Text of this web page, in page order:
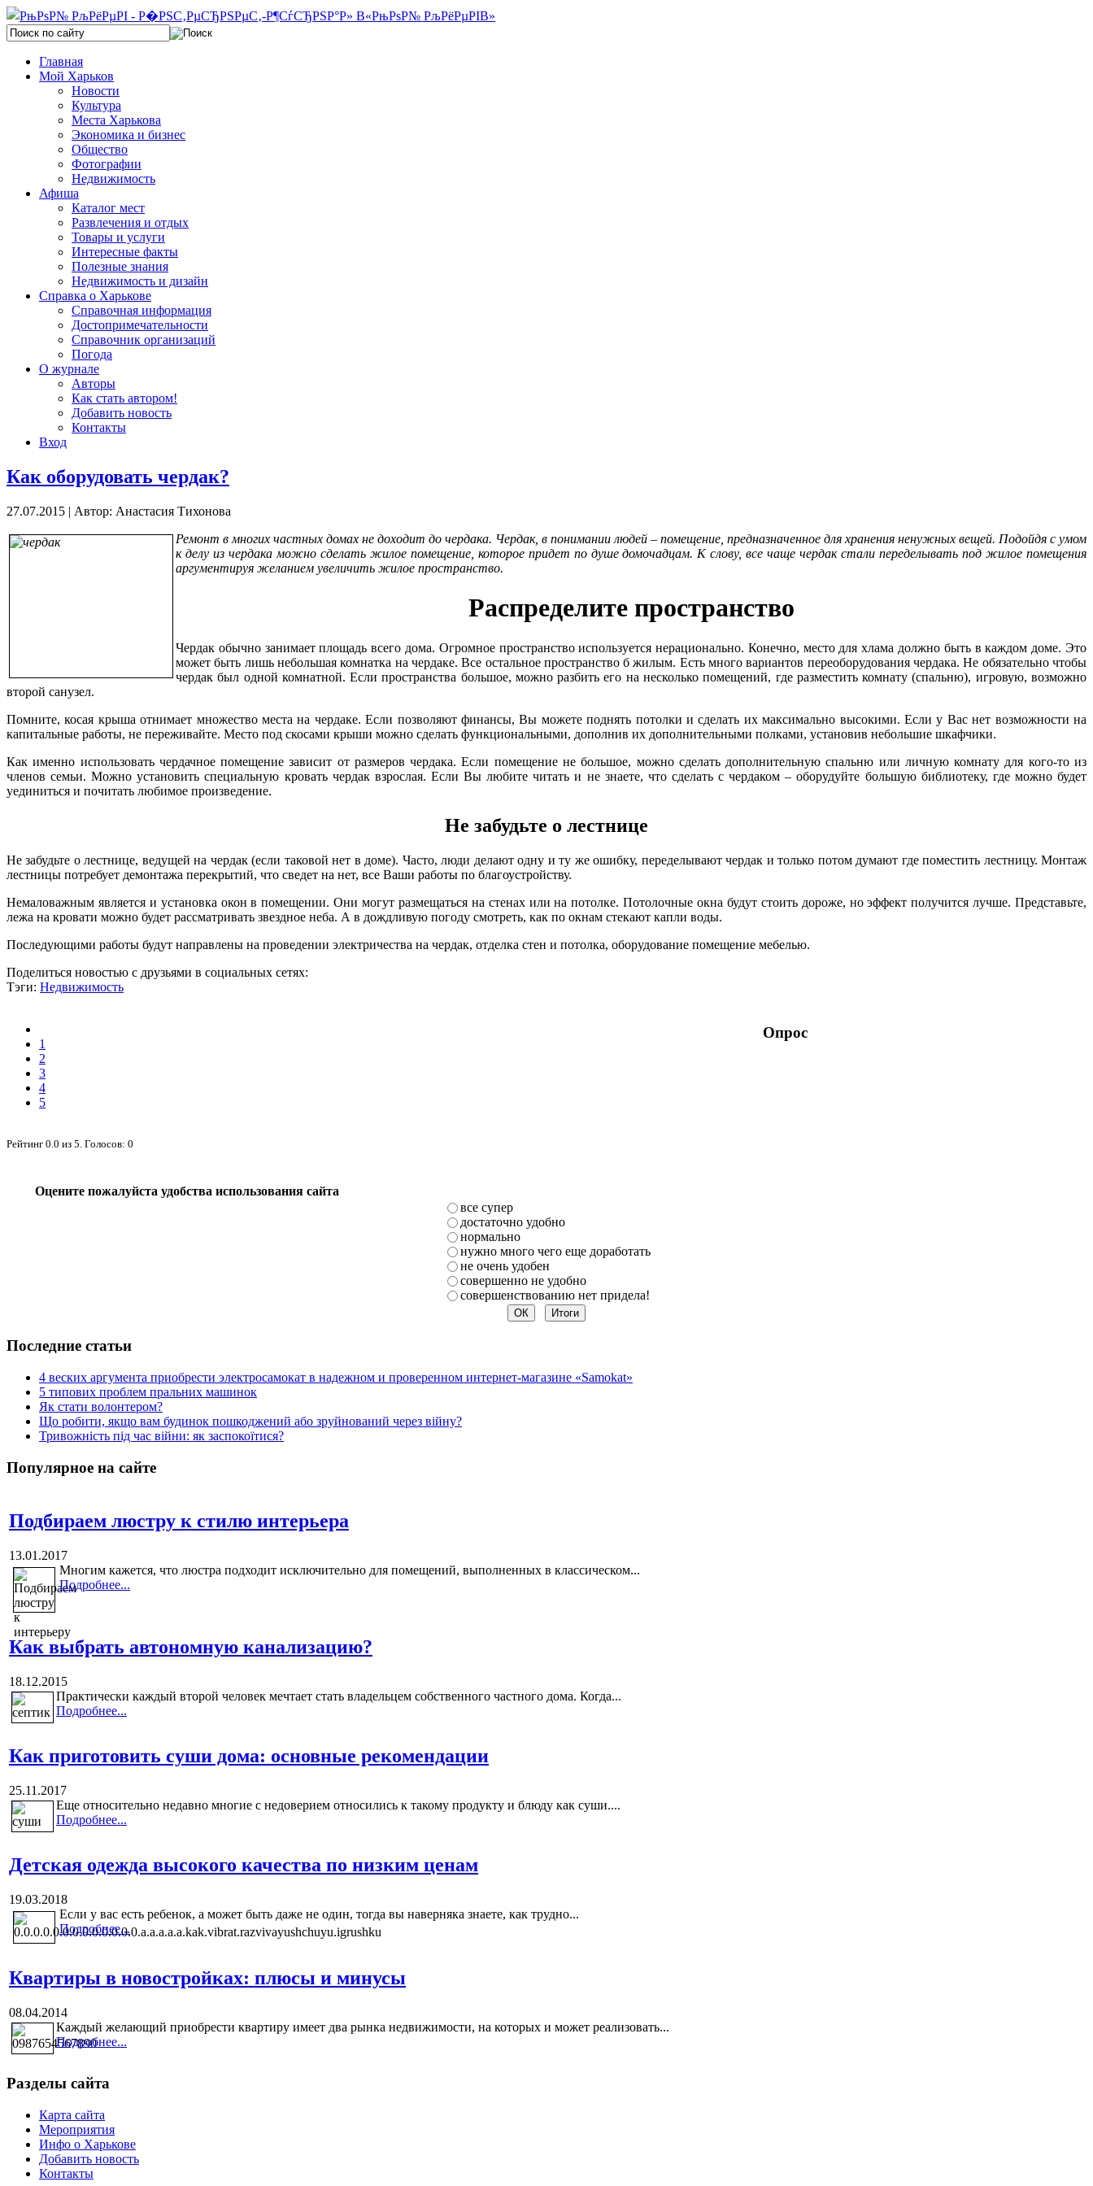
Главная
Мой Харьков
Новости
Культура
Места Харькова
Экономика и бизнес
Общество
Фотографии
Недвижимость
Афиша
Каталог мест
Развлечения и отдых
Товары и услуги
Интересные факты
Полезные знания
Недвижимость и дизайн
Справка о Харькове
Справочная информация
Достопримечательности
Справочник организаций
Погода
О журнале
Авторы
Как стать автором!
Добавить новость
Контакты
Вход
Как оборудовать чердак?
27.07.2015 | Автор: Анастасия Тихонова
Ремонт в многих частных домах не доходит до чердака. Чердак, в понимании людей – помещение, предназначенное для хранения ненужных вещей. Подойдя с умом
к делу из чердака можно сделать жилое помещение, которое придет по душе домочадцам. К слову, все чаще чердак стали переделывать под жилое помещения
аргументируя желанием увеличить жилое пространство.
Распределите пространство
Чердак обычно занимает площадь всего дома. Огромное пространство используется нерационально. Конечно, место для хлама должно быть в каждом доме. Это
может быть лишь небольшая комнатка на чердаке. Все остальное пространство б жилым. Есть много вариантов переоборудования чердака. Не обязательно чтобы
чердак был одной комнатной. Если пространства большое, можно разбить его на несколько помещений, где разместить комнату (спальню), игровую, возможно
второй санузел.
Помните, косая крыша отнимает множество места на чердаке. Если позволяют финансы, Вы можете поднять потолки и сделать их максимально высокими. Если у Вас нет возможности на
капитальные работы, не переживайте. Место под скосами крыши можно сделать функциональными, дополнив их дополнительными полками, установив небольшие шкафчики.
Как именно использовать чердачное помещение зависит от размеров чердака. Если помещение не большое, можно сделать дополнительную спальню или личную комнату для кого-то из
членов семьи. Можно установить специальную кровать чердак взрослая. Если Вы любите читать и не знаете, что сделать с чердаком – оборудуйте большую библиотеку, где можно будет
уединиться и почитать любимое произведение.
Не забудьте о лестнице
Не забудьте о лестнице, ведущей на чердак (если таковой нет в доме). Часто, люди делают одну и ту же ошибку, переделывают чердак и только потом думают где поместить лестницу. Монтаж
лестницы потребует демонтажа перекрытий, что сведет на нет, все Ваши работы по благоустройству.
Немаловажным является и установка окон в помещении. Они могут размещаться на стенах или на потолке. Потолочные окна будут стоить дороже, но эффект получится лучше. Представьте,
лежа на кровати можно будет рассматривать звездное неба. А в дождливую погоду смотреть, как по окнам стекают капли воды.
Последующими работы будут направлены на проведении электричества на чердак, отделка стен и потолка, оборудование помещение мебелью.
Поделиться новостью с друзьями в социальных сетях:
Тэги: Недвижимость
1
2
3
4
5
Рейтинг 0.0 из 5 . Голосов: 0
Опрос
Оцените пожалуйста удобства использования сайта
все супер
достаточно удобно
нормально
нужно много чего еще доработать
не очень удобен
совершенно не удобно
совершенствованию нет придела!
Последние статьи
4 веских аргумента приобрести электросамокат в надежном и проверенном интернет-магазине «Samokat»
5 типових проблем пральних машинок
Як стати волонтером?
Що робити, якщо вам будинок пошкоджений або зруйнований через війну?
Тривожність під час війни: як заспокоїтися?
Популярное на сайте
Подбираем люстру к стилю интерьера
13.01.2017
Многим кажется, что люстра подходит исключительно для помещений, выполненных в классическом...
Подробнее...
Как выбрать автономную канализацию?
18.12.2015
Практически каждый второй человек мечтает стать владельцем собственного частного дома. Когда...
Подробнее...
Как приготовить суши дома: основные рекомендации
25.11.2017
Еще относительно недавно многие с недоверием относились к такому продукту и блюду как суши....
Подробнее...
Детская одежда высокого качества по низким ценам
19.03.2018
Если у вас есть ребенок, а может быть даже не один, тогда вы наверняка знаете, как трудно...
Подробнее...
Квартиры в новостройках: плюсы и минусы
08.04.2014
Каждый желающий приобрести квартиру имеет два рынка недвижимости, на которых и может реализовать...
Подробнее...
Разделы сайта
Карта сайта
Мероприятия
Инфо о Харькове
Добавить новость
Контакты